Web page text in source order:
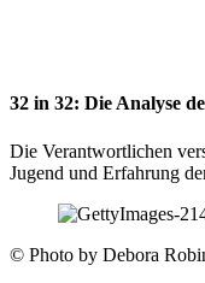
32 in 32: Die Analyse
Die Verantwortlichen
Jugend und Erfahrung
© Photo by Debora